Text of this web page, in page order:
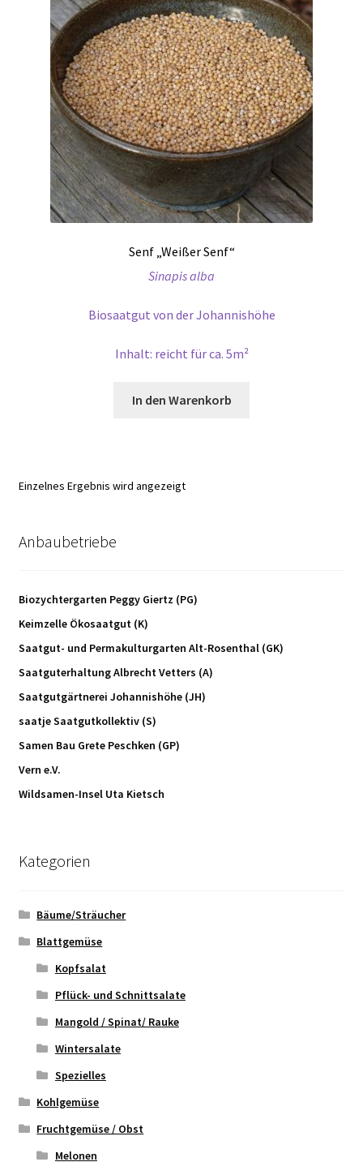
Senf „Weißer Senf“
Sinapis alba
Biosaatgut von der Johannishöhe
Inhalt: reicht für ca. 5m²
In den Warenkorb
Einzelnes Ergebnis wird angezeigt
Anbaubetriebe
Biozychtergarten Peggy Giertz (PG)
Keimzelle Ökosaatgut (K)
Saatgut- und Permakulturgarten Alt-Rosenthal (GK)
Saatguterhaltung Albrecht Vetters (A)
Saatgutgärtnerei Johannishöhe (JH)
saatje Saatgutkollektiv (S)
Samen Bau Grete Peschken (GP)
Vern e.V.
Wildsamen-Insel Uta Kietsch
Kategorien
Bäume/Sträucher
Blattgemüse
Kopfsalat
Pflück- und Schnittsalate
Mangold / Spinat/ Rauke
Wintersalate
Spezielles
Kohlgemüse
Fruchtgemüse / Obst
Melonen